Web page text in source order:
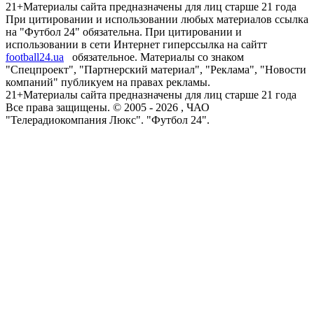
21+Материалы сайта предназначены для лиц старше 21 года
При цитировании и использовании любых материалов ссылка
на "Футбол 24" обязательна. При цитировании и
использовании в сети Интернет гиперссылка на сайтт
football24.ua
обязательное. Материалы со знаком
"Спецпроект", "Партнерский материал", "Реклама", "Новости
компаний" публикуем на правах рекламы.
21+Материалы сайта предназначены для лиц старше 21 года
Все права защищены. © 2005 - 2026 , ЧАО
"Телерадиокомпания Люкс". "Футбол 24".